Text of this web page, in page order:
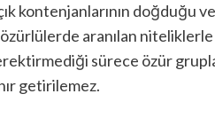
kontenjanlarının doğduğu
aranılan
sürece özür
getirilemez.